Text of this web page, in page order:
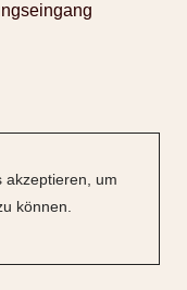
akzeptieren, um
können.